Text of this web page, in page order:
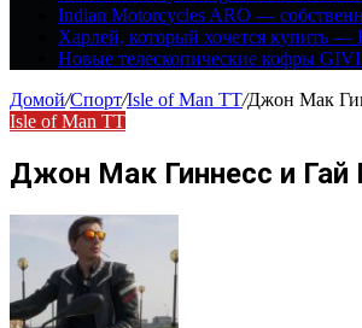
Indian Motorcycles ARO —
Харлей, который хочется купить —
Новые телескопические кофры
Домой/Спорт/Isle of Man TT/Джон Мак
Isle of Man TT
Джон Мак Гиннесс и Гай